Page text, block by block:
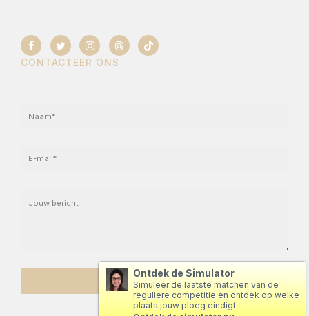
CONTACTEER ONS
Ontdek de Simulator
Simuleer de laatste matchen van de
reguliere competitie en ontdek op welke
plaats jouw ploeg eindigt.